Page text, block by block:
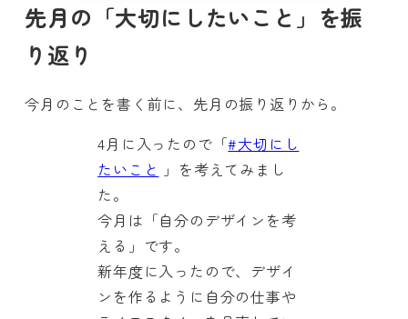
先月の「大切にしたいこと」を振
り返り
今月のことを書く前に、先月の振り返りから。
4月に入ったので「#大切にし
たいこと 」を考えてみまし
た。
今月は「自分のデザインを考
える」です。
新年度に入ったので、デザイ
ンを作るように自分の仕事や